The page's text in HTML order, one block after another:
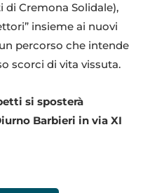
di Cremona Solidale),
insieme ai nuovi
percorso che intende
scorci di vita vissuta.
si sposterà
Barbieri in via XI